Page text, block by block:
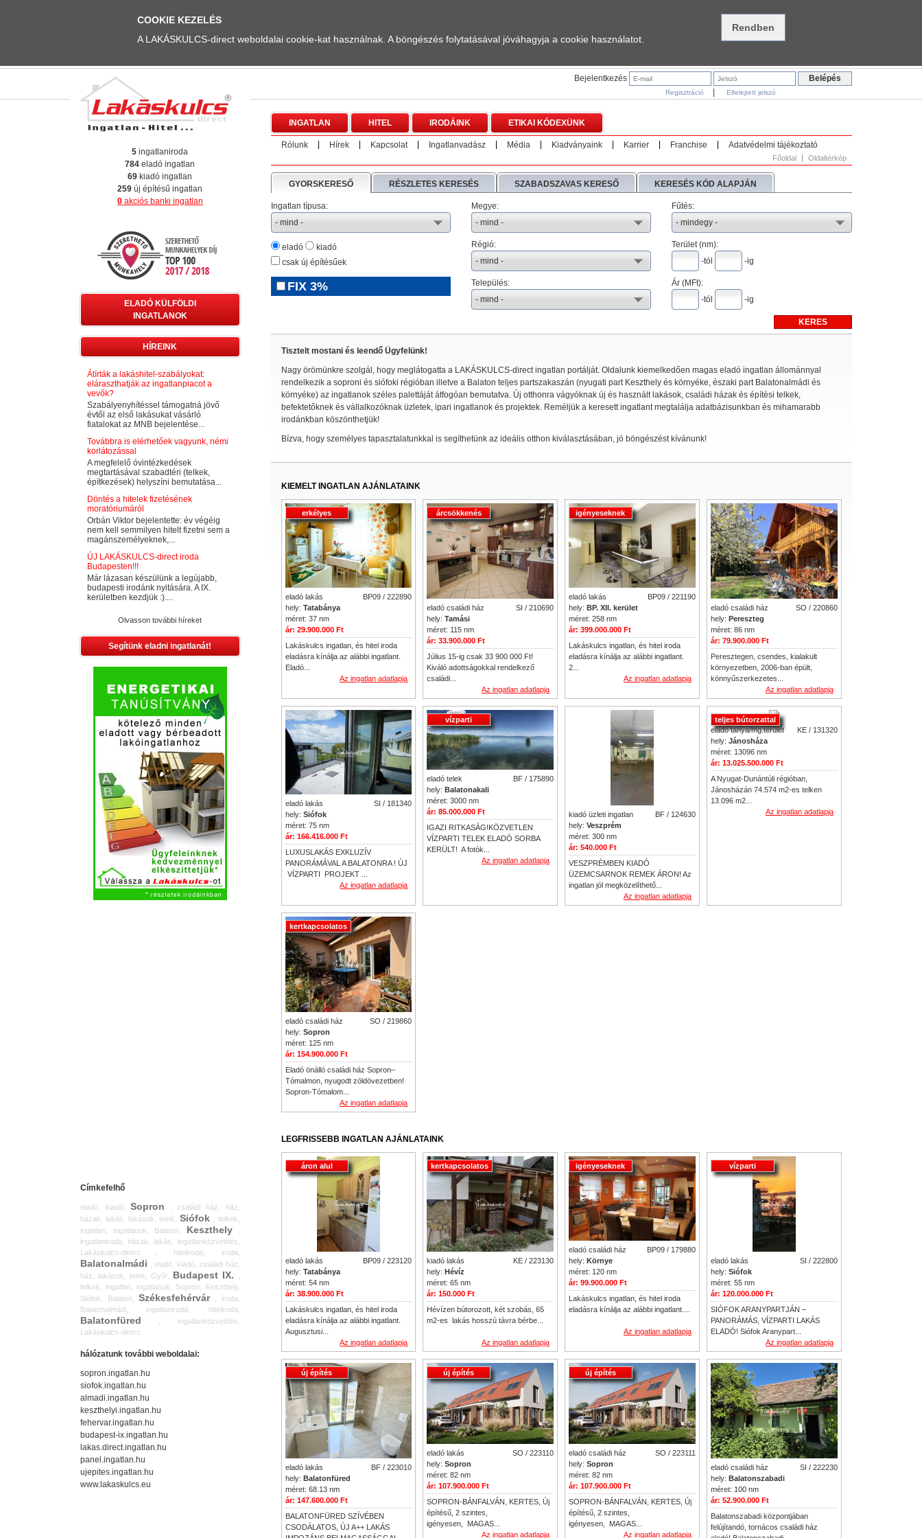
COOKIE KEZELÉS
A LAKÁSKULCS-direct weboldalai cookie-kat használnak. A böngészés folytatásával jóváhagyja a cookie használatot.
Bejelentkezés
Regisztráció Elfelejtett jelszó
INGATLAN HITEL IRODÁINK ETIKAI KÓDEXÜNK
Rólunk Hírek Kapcsolat Ingatlanvadász Média Kiadványaink Karrier Franchise Adatvédelmi tájékoztató
Főoldal Oldaltérkép
GYORSKERESŐ RÉSZLETES KERESÉS SZABADSZAVAS KERESŐ KERESÉS KÓD ALAPJÁN
Ingatlan típusa:
eladó
kiadó
csak új építésűek
FIX 3%
Megye:
Régió:
Település:
Fűtés:
Terület (nm):
-tól
-ig
Ár (MFt):
-tól
-ig
Tisztelt mostani és leendő Ügyfelünk!
Nagy örömünkre szolgál, hogy meglátogatta a LAKÁSKULCS-direct ingatlan portálját. Oldalunk kiemelkedően magas eladó ingatlan állománnyal
rendelkezik a soproni és siófoki régióban illetve a Balaton teljes partszakaszán (nyugati part Keszthely és környéke, északi part Balatonalmádi és
környéke) az ingatlanok széles palettáját átfogóan bemutatva. Új otthonra vágyóknak új és használt lakások, családi házak és építési telkek,
befektetőknek és vállalkozóknak üzletek, ipari ingatlanok és projektek. Reméljük a keresett ingatlant megtalálja adatbázisunkban és mihamarabb
irodánkban köszönthetjük!
Bízva, hogy személyes tapasztalatunkkal is segíthetünk az ideális otthon kiválasztásában, jó böngészést kívánunk!
KIEMELT INGATLAN AJÁNLATAINK
erkélyes
BP09 / 222890
eladó lakás
hely: Tatabánya
méret: 37 nm
ár: 29.900.000 Ft
Lakáskulcs ingatlan, és hitel iroda
eladásra kínálja az alábbi ingatlant.
Eladó...
Az ingatlan adatlapja
árcsökkenés
SI / 210690
eladó családi ház
hely:Tamási
méret: 115 nm
ár: 33.900.000 Ft
Július 15-ig csak 33 900 000 Ft!
Kiváló adottságokkal rendelkező
családi...
Az ingatlan adatlapja
igényeseknek
BP09 / 221190
eladó lakás
hely:BP. XII. kerület
méret: 258 nm
ár: 399.000.000 Ft
Lakáskulcs ingatlan, és hitel iroda
eladásra kínálja az alábbi ingatlant.
2...
Az ingatlan adatlapja
SO / 220860
eladó családi ház
hely:Pereszteg
méret: 86 nm
ár: 79.900.000 Ft
Peresztegen, csendes, kialakult
környezetben, 2006-ban épült,
könnyűszerkezetes...
Az ingatlan adatlapja
SI / 181340
eladó lakás
hely: Siófok
méret: 75 nm
ár: 166.416.000 Ft
LUXUSLAKÁS EXKLUZÍV
PANORÁMÁVAL A BALATONRA ! ÚJ
VÍZPARTI PROJEKT ...
Az ingatlan adatlapja
vízparti
BF / 175890
eladó telek
hely:Balatonakali
méret: 3000 nm
ár: 85.000.000 Ft
IGAZI RITKASÁG!KÖZVETLEN
VÍZPARTI TELEK ELADÓ SORBA
KERÜLT! A fotók...
Az ingatlan adatlapja
BF / 124630
kiadó üzleti ingatlan
hely:Veszprém
méret: 300 nm
ár: 540.000 Ft
VESZPRÉMBEN KIADÓ
ÜZEMCSARNOK REMEK ÁRON! Az
ingatlan jól megközelíthető...
Az ingatlan adatlapja
teljes bútorzattal
KE / 131320
eladó tanya/mg.terület
hely:Jánosháza
méret: 13096 nm
ár: 13.025.500.000 Ft
A Nyugat-Dunántúli régióban,
Jánosházán 74.574 m2-es telken
13.096 m2...
Az ingatlan adatlapja
kertkapcsolatos
SO / 219860
eladó családi ház
hely: Sopron
méret: 125 nm
ár: 154.900.000 Ft
Eladó önálló családi ház Sopron–
Tómalmon, nyugodt zöldövezetben!
Sopron-Tómalom...
Az ingatlan adatlapja
LEGFRISSEBB INGATLAN AJÁNLATAINK
áron alul
BP09 / 223120
eladó lakás
hely: Tatabánya
méret: 54 nm
ár: 38.900.000 Ft
Lakáskulcs ingatlan, és hitel iroda
eladásra kínálja az alábbi ingatlant.
Augusztusi...
Az ingatlan adatlapja
kertkapcsolatos
KE / 223130
kiadó lakás
hely:Hévíz
méret: 65 nm
ár: 150.000 Ft
Hévízen bútorozott, két szobás, 65
m2-es lakás hosszú távra bérbe...
Az ingatlan adatlapja
igényeseknek
BP09 / 179880
eladó családi ház
hely:Környe
méret: 120 nm
ár: 99.900.000 Ft
Lakáskulcs ingatlan, és hitel iroda
eladásra kínálja az alábbi ingatlant....
Az ingatlan adatlapja
vízparti
SI / 222800
eladó lakás
hely:Siófok
méret: 55 nm
ár: 120.000.000 Ft
SIÓFOK ARANYPARTJÁN –
PANORÁMÁS, VÍZPARTI LAKÁS
ELADÓ! Siófok Aranypart...
Az ingatlan adatlapja
új építés
BF / 223010
eladó lakás
hely: Balatonfüred
méret: 68.13 nm
ár: 147.600.000 Ft
BALATONFÜRED SZÍVÉBEN
CSODÁLATOS, ÚJ A++ LAKÁS
új építés
SO / 223110
eladó lakás
hely:Sopron
méret: 82 nm
ár: 107.900.000 Ft
SOPRON-BÁNFALVÁN, KERTES, Új
építésű, 2 szintes,
igényesen, MAGAS...
Az ingatlan adatlapja
új építés
SO / 223111
eladó családi ház
hely:Sopron
méret: 82 nm
ár: 107.900.000 Ft
SOPRON-BÁNFALVÁN, KERTES, Új
építésű, 2 szintes,
igényesen, MAGAS...
Az ingatlan adatlapja
SI / 222230
eladó családi ház
hely:Balatonszabadi
méret: 100 nm
ár: 52.900.000 Ft
Balatonszabadi központjában
felújítandó, tornácos családi ház
5 ingatlaniroda
784 eladó ingatlan
69 kiadó ingatlan
259 új építésű ingatlan
0akciós banki ingatlan
ELADÓ KÜLFÖLDI
INGATLANOK
HÍREINK
Átírták a lakáshitel-szabályokat:
eláraszthatják az ingatlanpiacot a
vevők?
Szabályenyhítéssel támogatná jövő
évtől az első lakásukat vásárló
fiatalokat az MNB bejelentése...
Továbbra is elérhetőek vagyunk, némi
korlátozással
A megfelelő óvintézkedések
megtartásával szabadtéri (telkek,
építkezések) helyszíni bemutatása...
Döntés a hitelek fizetésének
moratóriumáról
Orbán Viktor bejelentette: év végéig
nem kell semmilyen hitelt fizetni sem a
magánszemélyeknek,...
ÚJ LAKÁSKULCS-direct iroda
Budapesten!!!
Már lázasan készülünk a legújabb,
budapesti irodánk nyitására. A IX.
kerületben kezdjük :)....
Olvasson további híreket
Segítünk eladni ingatlanát!
Címkefelhő
eladó, kiadó,Sopron , családi ház, ház,
házak, lakás, lakások, telek,Siófok , telkek,
ingatlan, ingatlanok, Balaton,
Keszthely,
ingatlaniroda, házak, lakás, ingatlanközvetítés,
Lakáskulcs-direct , hiteliroda, iroda,
Balatonalmádi , eladó, kiadó, családi ház,
ház, lakások, telek, Győr, Budapest IX.
telkek, ingatlan, ingatlanok, Sopron, Keszthely,
Siófok, Balaton,Székesfehérvár, iroda,
Balatonalmádi, ingatlaniroda, hiteliroda,
Balatonfüred , ingatlanközvetítés,
Lakáskulcs-direct
hálózatunk további weboldalai:
sopron.ingatlan.hu
siofok.ingatlan.hu
almadi.ingatlan.hu
keszthelyi.ingatlan.hu
fehervar.ingatlan.hu
budapest-ix.ingatlan.hu
lakas.direct.ingatlan.hu
panel.ingatlan.hu
ujepites.ingatlan.hu
www.lakaskulcs.eu